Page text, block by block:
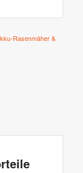
Rasenmäher &